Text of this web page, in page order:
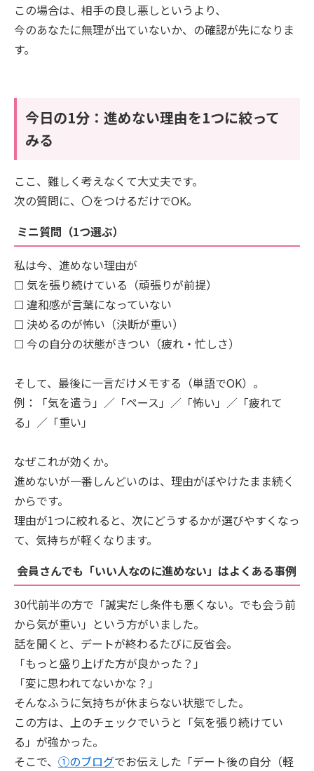
この場合は、相手の良し悪しというより、
今のあなたに無理が出ていないか、の確認が先になりま
す。
今日の1分：進めない理由を1つに絞って
みる
ここ、難しく考えなくて大丈夫です。
次の質問に、〇をつけるだけでOK。
ミニ質問（1つ選ぶ）
私は今、進めない理由が
☐ 気を張り続けている（頑張りが前提）
☐ 違和感が言葉になっていない
☐ 決めるのが怖い（決断が重い）
☐ 今の自分の状態がきつい（疲れ・忙しさ）
そして、最後に一言だけメモする（単語でOK）。
例：「気を遣う」／「ペース」／「怖い」／「疲れて
る」／「重い」
なぜこれが効くか。
進めないが一番しんどいのは、理由がぼやけたまま続く
からです。
理由が1つに絞れると、次にどうするかが選びやすくなっ
て、気持ちが軽くなります。
会員さんでも「いい人なのに進めない」はよくある事例
30代前半の方で「誠実だし条件も悪くない。でも会う前
から気が重い」という方がいました。
話を聞くと、デートが終わるたびに反省会。
「もっと盛り上げた方が良かった？」
「変に思われてないかな？」
そんなふうに気持ちが休まらない状態でした。
この方は、上のチェックでいうと「気を張り続けてい
る」が強かった。
そこで、 ①のブログでお伝えした「デート後の自分（軽